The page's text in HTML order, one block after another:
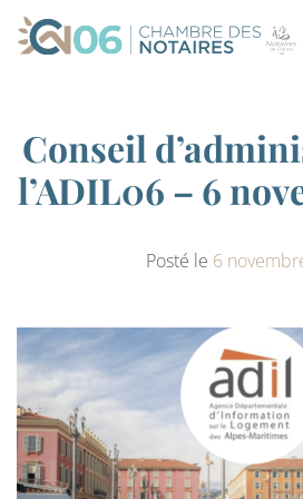
Conseil
l’ADIL06 – 6
Posté le 6